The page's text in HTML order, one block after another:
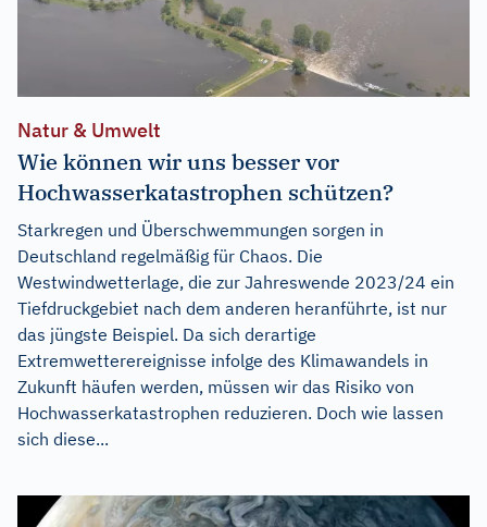
Natur & Umwelt
Wie können wir uns besser vor
Hochwasserkatastrophen schützen?
Starkregen und Überschwemmungen sorgen in
Deutschland regelmäßig für Chaos. Die
Westwindwetterlage, die zur Jahreswende 2023/24 ein
Tiefdruckgebiet nach dem anderen heranführte, ist nur
das jüngste Beispiel. Da sich derartige
Extremwetterereignisse infolge des Klimawandels in
Zukunft häufen werden, müssen wir das Risiko von
Hochwasserkatastrophen reduzieren. Doch wie lassen
sich diese...